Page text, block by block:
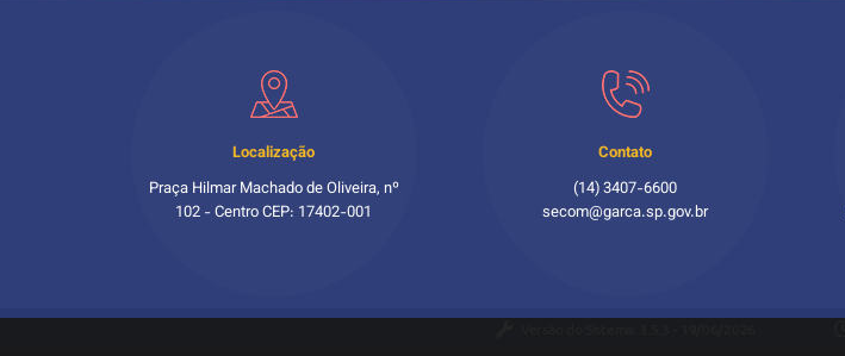
Localização
Praça Hilmar Machado de Oliveira, nº
102 - Centro CEP: 17402-001
Contato
(14) 3407-6600
secom@garca.sp.gov.br